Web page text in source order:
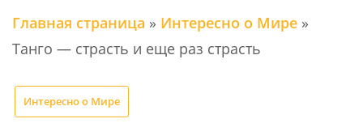
Главная страница » Интересно о Мире »
Танго — страсть и еще раз страсть
Интересно о Мире